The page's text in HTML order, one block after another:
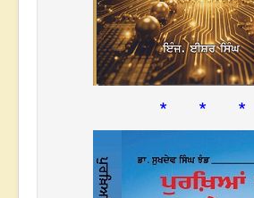
* * *